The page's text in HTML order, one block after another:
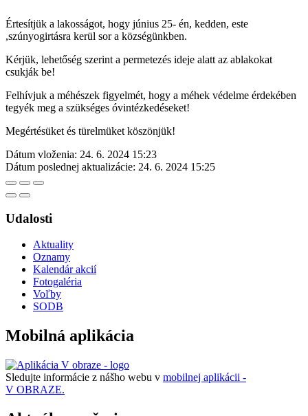
Értesítjük a lakosságot, hogy június 25- én, kedden, este
,szúnyogirtásra kerül sor a községünkben.
Kérjük, lehetőség szerint a permetezés ideje alatt az ablakokat
csukják be!
Felhívjuk a méhészek figyelmét, hogy a méhek védelme érdekében
tegyék meg a szükséges óvintézkedéseket!
Megértésüket és türelmüket köszönjük!
Dátum vloženia: 24. 6. 2024 15:23
Dátum poslednej aktualizácie: 24. 6. 2024 15:25
Udalosti
Aktuality
Oznamy
Kalendár akcií
Fotogaléria
Voľby
SODB
Mobilná aplikácia
Sledujte informácie z nášho webu v mobilnej aplikácii -
V OBRAZE.